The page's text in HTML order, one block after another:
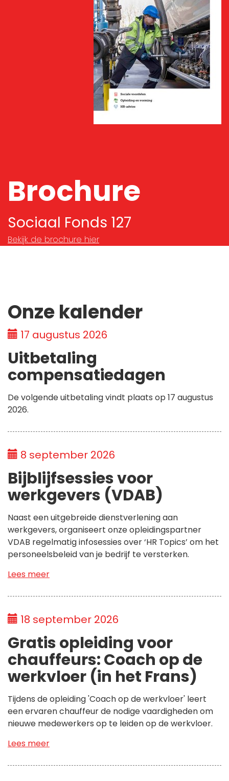
Brochure
Sociaal Fonds 127
Bekijk de brochure hier
Onze kalender
17 augustus 2026
Uitbetaling
compensatiedagen
De volgende uitbetaling vindt plaats op 17 augustus
2026.
8 september 2026
Bijblijfsessies voor
werkgevers (VDAB)
Naast een uitgebreide dienstverlening aan
werkgevers, organiseert onze opleidingspartner
VDAB regelmatig infosessies over ‘HR Topics’ om het
personeelsbeleid van je bedrijf te versterken.
Lees meer
18 september 2026
Gratis opleiding voor
chauffeurs: Coach op de
werkvloer (in het Frans)
Tijdens de opleiding 'Coach op de werkvloer' leert
een ervaren chauffeur de nodige vaardigheden om
nieuwe medewerkers op te leiden op de werkvloer.
Lees meer